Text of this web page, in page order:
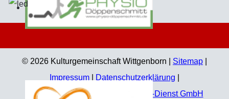
© 2026 Kulturgemeinschaft Wittgenborn | Sitemap
Impressum
Datenschutzerklärung
Technische Umsetzung:
Jahn EDV-Dienst GmbH